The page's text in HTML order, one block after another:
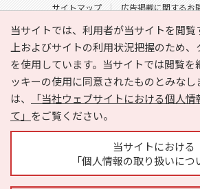
当サイトでは、利用者が当サイトを閲
上およびサイトの利用状況把握のため、
を使用しています。当サイトでは閲覧を
ッキーの使用に同意されたものとみなし
は、
「当社ウェブサイトにおける個人
て」 をご覧ください。
当サイトにおける
「個人情報の取り扱いにつ
サイトマップ
広告掲載に関するお
サイトの内容に関するお問い
Copyright © HYOJITO.Co.,Ltd. All Rights